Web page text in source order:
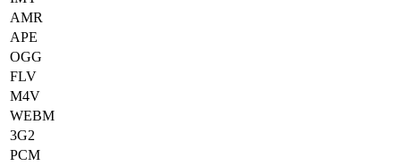
AMR
APE
OGG
FLV
M4V
WEBM
3G2
PCM